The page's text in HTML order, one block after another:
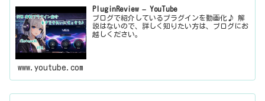
PluginReview – YouTube
ブログで紹介しているプラグインを動画化♪ 解
説はないので、詳しく知りたい方は、ブログにお
越しください。
www.youtube.com